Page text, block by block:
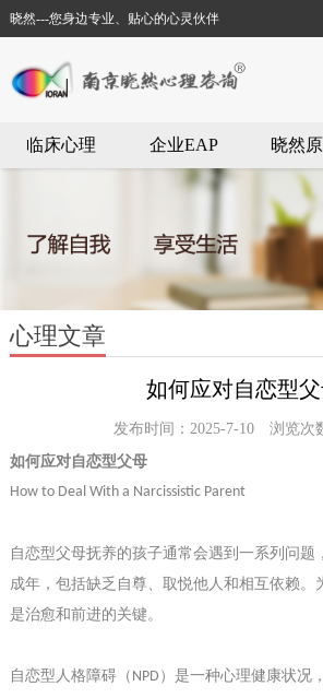
晓然---您身边专业、贴心的心灵伙伴
临床心理 企业EAP 晓然
心理文章
如何应对自恋型
发布时间：2025-7-10 浏览次
如何应对自恋型父母
How to Deal With a Narcissistic Parent
自恋型父母抚养的孩子通常会遇到一系列问题
成年，包括缺乏自尊、取悦他人和相互依赖。
是治愈和前进的关键。
自恋型人格障碍（ NPD ）是一种心理健康状况，